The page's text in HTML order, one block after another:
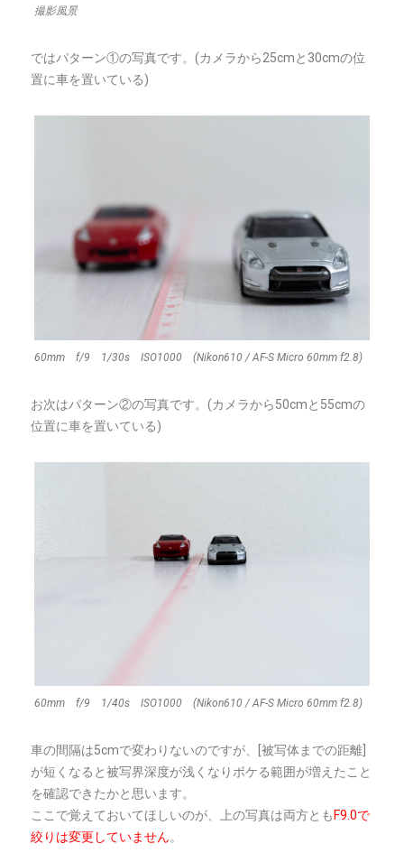
撮影風景
ではパターン①の写真です。(カメラから25cmと30cmの位
置に車を置いている)
60mm f/9 1/30s ISO1000 (Nikon610 / AF-S Micro 60mm f2.8)
お次はパターン②の写真です。(カメラから50cmと55cmの
位置に車を置いている)
60mm f/9 1/40s ISO1000 (Nikon610 / AF-S Micro 60mm f2.8)
車の間隔は5cmで変わりないのですが、[被写体までの距離]
が短くなると被写界深度が浅くなりボケる範囲が増えたこと
を確認できたかと思います。
ここで覚えておいてほしいのが、上の写真は両方とも F9.0で
絞りは変更していません。